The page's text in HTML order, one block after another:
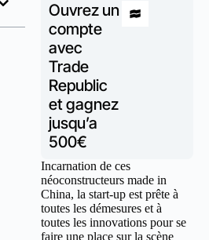
Ouvrez un
compte
avec
Trade
Republic
et gagnez
jusqu’a
500€
Incarnation de ces
néoconstructeurs made in
China, la start-up est prête à
toutes les démesures et à
toutes les innovations pour se
faire une place sur la scène